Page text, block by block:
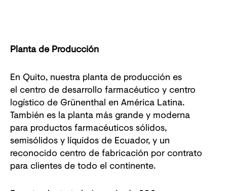
Planta de Producción
En Quito, nuestra planta de producción es
el centro de desarrollo farmacéutico y centro
logístico de Grünenthal en América Latina.
También es la planta más grande y moderna
para productos farmacéuticos sólidos,
semisólidos y líquidos de Ecuador, y un
reconocido centro de fabricación por contrato
para clientes de todo el continente.